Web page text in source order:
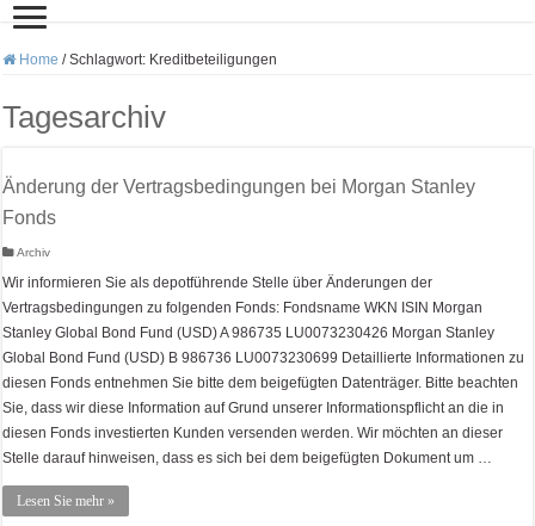
Home / Schlagwort: Kreditbeteiligungen
Tagesarchiv
Änderung der Vertragsbedingungen bei Morgan Stanley
Fonds
Archiv
Wir informieren Sie als depotführende Stelle über Änderungen der
Vertragsbedingungen zu folgenden Fonds: Fondsname WKN ISIN Morgan
Stanley Global Bond Fund (USD) A 986735 LU0073230426 Morgan Stanley
Global Bond Fund (USD) B 986736 LU0073230699 Detaillierte Informationen zu
diesen Fonds entnehmen Sie bitte dem beigefügten Datenträger. Bitte beachten
Sie, dass wir diese Information auf Grund unserer Informationspflicht an die in
diesen Fonds investierten Kunden versenden werden. Wir möchten an dieser
Stelle darauf hinweisen, dass es sich bei dem beigefügten Dokument um …
Lesen Sie mehr »